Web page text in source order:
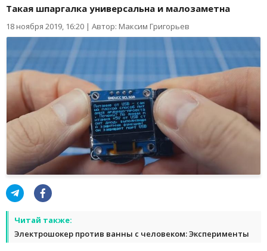
Такая шпаргалка универсальна и малозаметна
18 ноября 2019, 16:20 | Автор: Максим Григорьев
Читай также:
Электрошокер против ванны с человеком: Эксперименты